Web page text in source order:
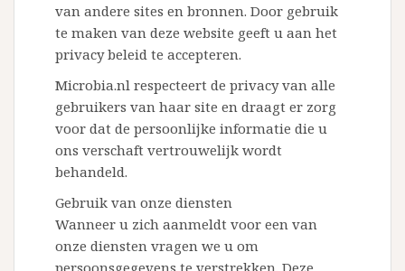
van andere sites en bronnen. Door gebruik
te maken van deze website geeft u aan het
privacy beleid te accepteren.
Microbia.nl respecteert de privacy van alle
gebruikers van haar site en draagt er zorg
voor dat de persoonlijke informatie die u
ons verschaft vertrouwelijk wordt
behandeld.
Gebruik van onze diensten
Wanneer u zich aanmeldt voor een van
onze diensten vragen we u om
persoonsgegevens te verstrekken. Deze